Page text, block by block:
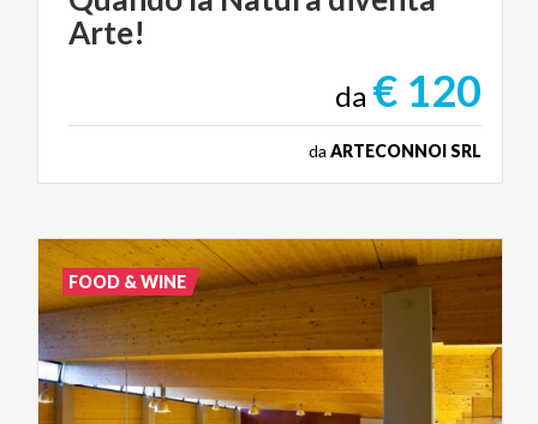
Arte!
da € 120
da ARTECONNOI SRL
FOOD & WINE